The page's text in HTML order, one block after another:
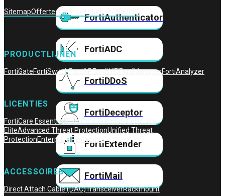
FortiAuthenticator
FortiADC
FortiDDoS
FortiDeceptor
FortiExtender
FortiMail
SitemapOfferte Aanvragen KvK: 27306093
PRODUCTLIJNEN
FortiGateFortiSwitchFortiAPFortiWiFiFortiManagerFortiAnalyzer
LICENTIES
FortiCare EssentialsFortiCare Premium
FortiCare
EliteAdvanced Threat ProtectionUnified Threat
ProtectionEnterprise Protection
ACCESSOIRES
Direct Attach Cable (DAC)TransceiverRackmount